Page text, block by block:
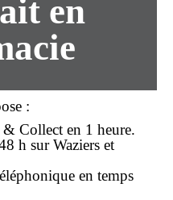
en
:
Collect en 1 heure.
h sur Waziers et
en temps